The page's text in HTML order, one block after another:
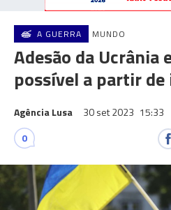
A GUERRA MUNDO
Adesão da Ucrânia
possível a partir
Agência Lusa 30 set 2023 15:33
0